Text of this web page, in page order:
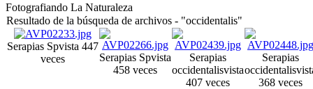
Fotografiando La Naturaleza
Resultado de la búsqueda de archivos - "occidentalis"
Serapias Spvista 447
veces
Serapias Spvista
458 veces
Serapias
occidentalisvista
407 veces
Serapias
occidentalis
368 veces